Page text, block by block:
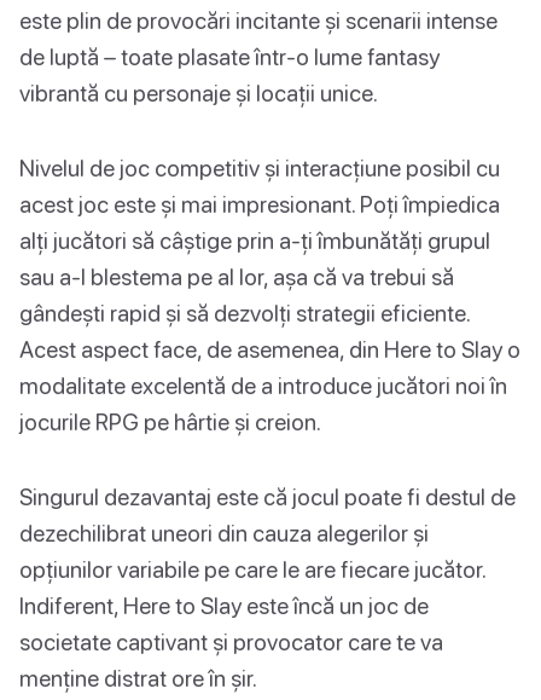
este plin de provocări incitante și scenarii intense
de luptă – toate plasate într-o lume fantasy
vibrantă cu personaje și locații unice.
Nivelul de joc competitiv și interacțiune posibil cu
acest joc este și mai impresionant. Poți împiedica
alți jucători să câștige prin a-ți îmbunătăți grupul
sau a-l blestema pe al lor, așa că va trebui să
gândești rapid și să dezvolți strategii eficiente.
Acest aspect face, de asemenea, din Here to Slay o
modalitate excelentă de a introduce jucători noi în
jocurile RPG pe hârtie și creion.
Singurul dezavantaj este că jocul poate fi destul de
dezechilibrat uneori din cauza alegerilor și
opțiunilor variabile pe care le are fiecare jucător.
Indiferent, Here to Slay este încă un joc de
societate captivant și provocator care te va
menține distrat ore în șir.